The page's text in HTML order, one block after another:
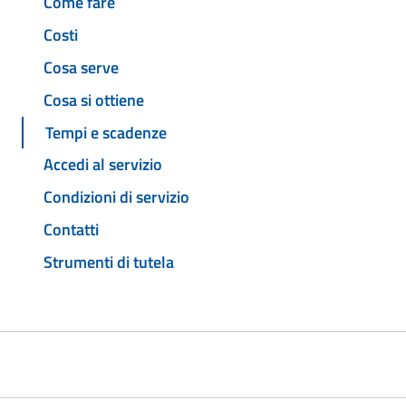
Costi
Cosa serve
Cosa si ottiene
Tempi e scadenze
Accedi al servizio
Condizioni di servizio
Contatti
Strumenti di tutela